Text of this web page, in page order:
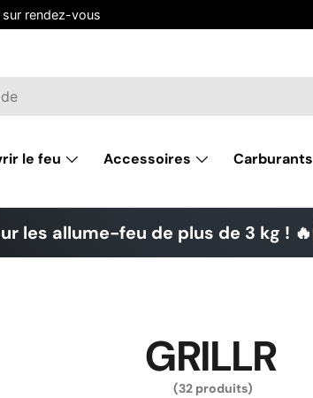
sur rendez-vous
le feu Accessoires Carburants
les allume-feu de plus de 3 kg ! 🔥
GRILLR
(32 produits)